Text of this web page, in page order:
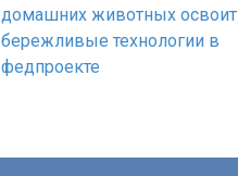
домашних животных освоит
бережливые технологии в
федпроекте